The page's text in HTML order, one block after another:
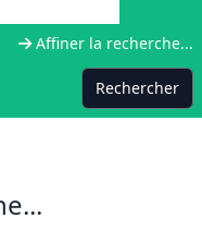
Affiner la recherche...
Rechercher